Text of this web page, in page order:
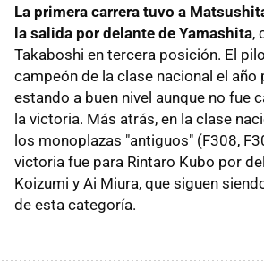
La primera carrera tuvo a
la salida por delante de Yamashita,
Takaboshi en tercera posición. El
campeón de la clase nacional el año
estando a buen nivel aunque no fue
la victoria. Más atrás, en la clase
los monoplazas "antiguos" (F308,
victoria fue para Rintaro Kubo por
Koizumi y Ai Miura, que siguen
de esta categoría.